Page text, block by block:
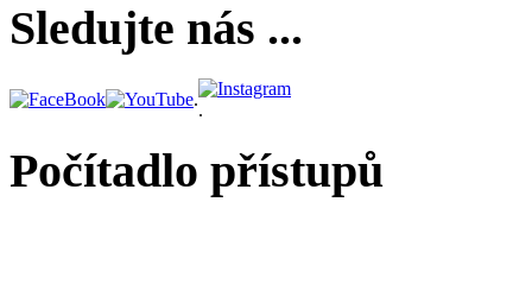
Sledujte nás ...
.
.
Počítadlo přístupů